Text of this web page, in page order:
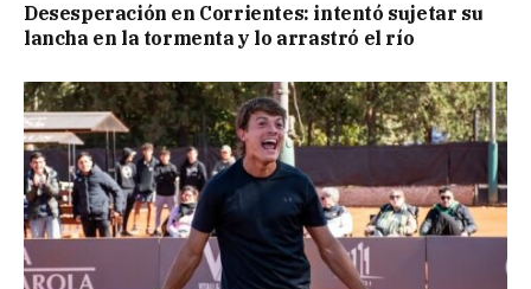
Desesperación en Corrientes: intentó sujetar su
lancha en la tormenta y lo arrastró el río